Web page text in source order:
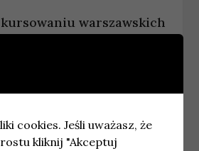
warszawskich
cookies. Jeśli uważasz, że
kliknij "Akceptuj